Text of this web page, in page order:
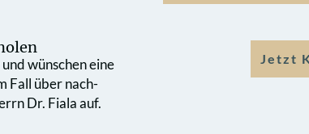
wünschen eine
Fall über nach­
Dr. Fiala auf.
Jetzt